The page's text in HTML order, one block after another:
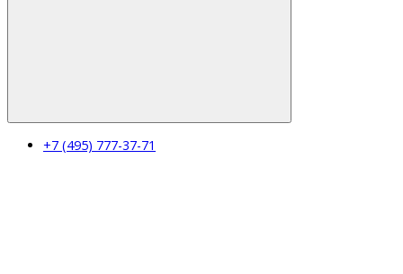
+7 (495) 777-37-71